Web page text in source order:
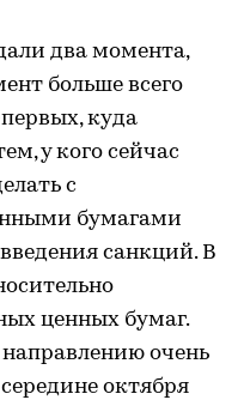
два момента,
больше всего
куда
у кого сейчас
с
бумагами
санкций. В
ценных бумаг.
очень
октября